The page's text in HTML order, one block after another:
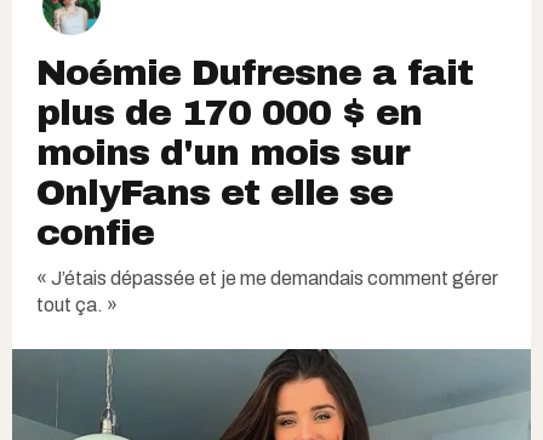
Noémie Dufresne a fait
plus de 170 000 $ en
moins d'un mois sur
OnlyFans et elle se
confie
« J’étais dépassée et je me demandais comment gérer
tout ça. »